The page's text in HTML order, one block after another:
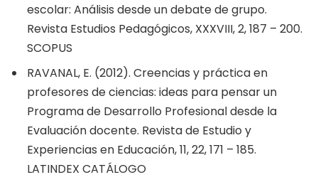
escolar: Análisis desde un debate de grupo.
Revista Estudios Pedagógicos, XXXVIII, 2, 187 – 200.
SCOPUS
RAVANAL, E. (2012). Creencias y práctica en
profesores de ciencias: ideas para pensar un
Programa de Desarrollo Profesional desde la
Evaluación docente. Revista de Estudio y
Experiencias en Educación, 11, 22, 171 – 185.
LATINDEX CATÁLOGO